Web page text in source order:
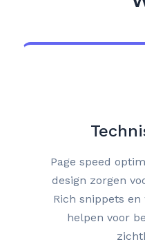
Page speed
design zorgen
Rich snippets
helpen voor